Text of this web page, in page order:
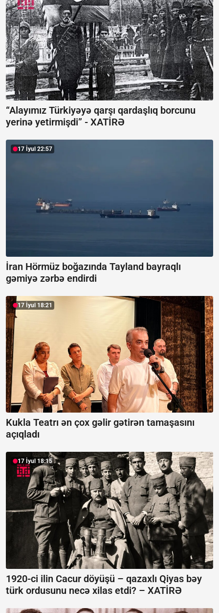
“Alayımız Türkiyəyə qarşı qardaşlıq borcunu
yerinə yetirmişdi” - XATİRƏ
17 İyul 22:57
İran Hörmüz boğazında Tayland bayraqlı
gəmiyə zərbə endirdi
17 İyul 18:21
Kukla Teatrı ən çox gəlir gətirən tamaşasını
açıqladı
17 İyul 18:15
1920-ci ilin Cacur döyüşü – qazaxlı Qiyas bəy
türk ordusunu necə xilas etdi? – XATİRƏ